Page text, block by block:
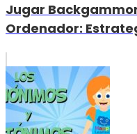
Jugar
Ordenador: